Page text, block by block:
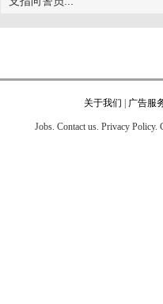
关于我们 广告服
Jobs. Contact us. Privacy